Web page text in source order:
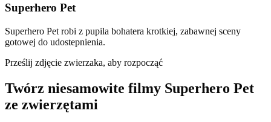
Superhero Pet
Superhero Pet robi z pupila bohatera krotkiej, zabawnej sceny
gotowej do udostepnienia.
Prześlij zdjęcie zwierzaka, aby rozpocząć
Twórz niesamowite filmy Superhero Pet
ze zwierzętami